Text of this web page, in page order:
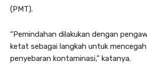
(PMT).
“Pemindahan dilakukan dengan
ketat sebagai langkah untuk
penyebaran kontaminasi,” katanya.